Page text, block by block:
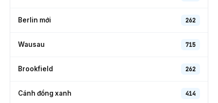
Berlin mới 262
Wausau 715
Brookfield 262
Cánh đồng xanh 414